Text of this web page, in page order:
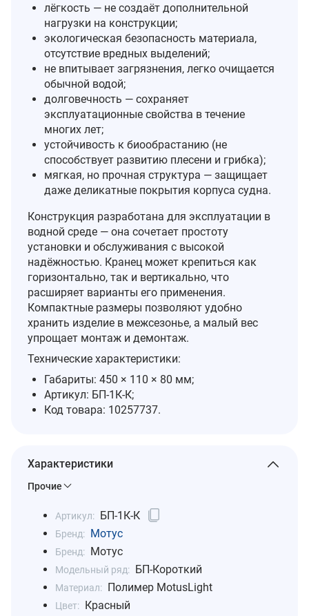
лёгкость — не создаёт дополнительной
нагрузки на конструкции;
экологическая безопасность материала,
отсутствие вредных выделений;
не впитывает загрязнения, легко очищается
обычной водой;
долговечность — сохраняет
эксплуатационные свойства в течение
многих лет;
устойчивость к биообрастанию (не
способствует развитию плесени и грибка);
мягкая, но прочная структура — защищает
даже деликатные покрытия корпуса судна.
Конструкция разработана для эксплуатации в
водной среде — она сочетает простоту
установки и обслуживания с высокой
надёжностью. Кранец может крепиться как
горизонтально, так и вертикально, что
расширяет варианты его применения.
Компактные размеры позволяют удобно
хранить изделие в межсезонье, а малый вес
упрощает монтаж и демонтаж.
Технические характеристики:
Габариты: 450 × 110 × 80 мм;
Артикул: БП-1К-К;
Код товара: 10257737.
Характеристики
Прочие
Артикул: БП-1К-К
Бренд: Мотус
Бренд: Мотус
Модельный ряд: БП-Короткий
Материал: Полимер MotusLight
Цвет: Красный